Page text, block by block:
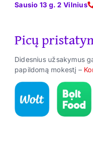
Sausio 13 g. 2 Vilnius
Picų
Didesnius užsakymus
papildomą mokestį –